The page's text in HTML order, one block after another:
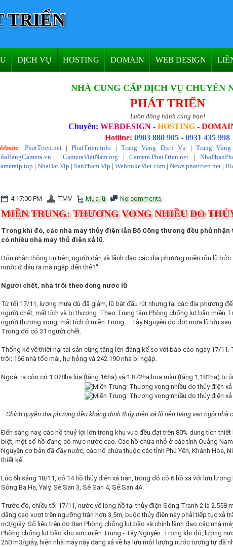
TRIỂN
DỊCH VỤ HOSTING DOMAIN WEB DESIGN
NHÀ CUNG CẤP DỊCH VỤ CHUYÊN
PHÁT TRIỂN
Luôn đồng hành cùng bạn!
Chuyên: WEBDESIGN - HOSTING -
Hotline:0903 880 905 -0931 435 998
: PhatTrien.net|PhatTrien.info |Trang Vàng Dịch Vụ | Trang
| CameraVietNam.org |Camera.PhatTrien.net |
|NhaDat.Vip |SanPham.Vip |WebnukeViet.com |News.phattrien.net |
4:17:00 PM TMV Mưa lũ No comments
MIỀN TRUNG: THƯƠNG VONG NHIỀU DO
Trong khi đó, các nhà máy thủy điện lẫn Bộ Công thương đều phủ
có nhiều nhà máy thủ điện xả lũ.
Đón nhận thông tin trên, người dân và lãnh đạo các địa phương miền rốn lũ bức
nước ở đâu ra mà ngập đến thế?".
Người chết, nhà trôi theo dòng nước lũ
Từ tối 17/11, lượng mưa dù đã giảm, lũ bắt đầu rút nhưng tại các địa phương
người chết, mất tích và bị thương. Theo Trung tâm Phòng chống lụt bão miền
người thương vong, mất tích ở miền Trung – Tây Nguyên do đợt mưa lũ lớn
Trong đó có 31 người chết.
Thống kê về thiệt hại tài sản cũng tăng lên đáng kể so với báo cáo ngày 17/
trôi; 166 nhà tốc mái, hư hỏng và 242.190 nhà bị ngập.
Ngoài ra còn có 1.078ha lúa (tăng 16ha) và 1.872ha hoa màu (tăng 1,181ha) bị
Chính quyền địa phương đều khẳng định thủy điện xả lũ nên hàng vạn ngôi nhà
Đến sáng nay, các hồ thuỷ lợi lớn trong khu vực đều đạt trên 80% dung tích
biệt, một số hồ đang có mực nước cao. Các hồ chứa nhỏ ở các tỉnh Quảng
Nguyên cơ bản đã đầy nước, các hồ chứa thuộc các tỉnh Phú Yên, Khánh Hòa,
thiết kế.
Lúc 6h sáng 18/11, có 14 hồ thủy điện xả tràn, trong đó có 6 hồ xả với lưu
Sông Ba Hạ, Yaly, Sê San 3, Sê San 4, Sê San 4A.
Trước đó, chiều tối 17/11, nước về lòng hồ tại thủy điện Sông Tranh 2 là 2.558
dâng cao vượt trên ngưỡng tràn hơn 3,5m, buộc thủy điện này phải tiếp tục xả
m3/giây. Số liệu trên do Ban Phòng chống lụt bão và chính lãnh đạo các nhà
Phòng chống lụt bão khu vực miền Trung - Tây Nguyên. Trong khi đó, lượng
250 m3/giây, hiện nhà máy này đang xả về hạ lưu một lượng nước tương tự đã